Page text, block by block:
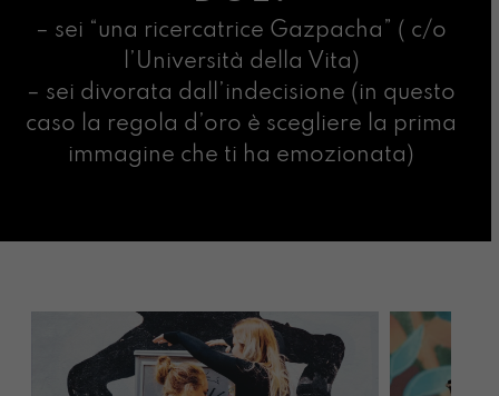
– sei “una ricercatrice Gazpacha” ( c/o
l’Università della Vita)
– sei divorata dall’indecisione (in questo
caso la regola d’oro è scegliere la prima
immagine che ti ha emozionata)